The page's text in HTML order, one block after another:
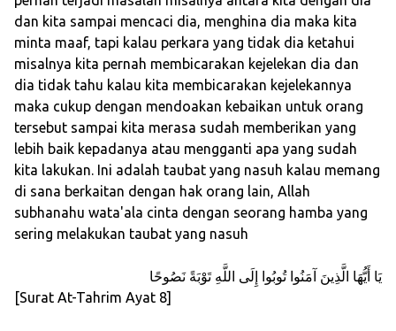
dan kita sampai mencaci dia, menghina dia maka kita
minta maaf, tapi kalau perkara yang tidak dia ketahui
misalnya kita pernah membicarakan kejelekan dia dan
dia tidak tahu kalau kita membicarakan kejelekannya
maka cukup dengan mendoakan kebaikan untuk orang
tersebut sampai kita merasa sudah memberikan yang
lebih baik kepadanya atau mengganti apa yang sudah
kita lakukan. Ini adalah taubat yang nasuh kalau memang
di sana berkaitan dengan hak orang lain, Allah
subhanahu wata'ala cinta dengan seorang hamba yang
sering melakukan taubat yang nasuh
يَا أَيُّهَا الَّذِينَ آمَنُوا تُوبُوا إِلَى اللَّهِ تَوْبَةً نَصُوحًا
[Surat At-Tahrim Ayat 8]